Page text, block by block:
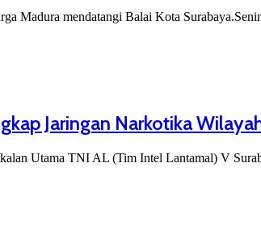
mendatangi Balai Kota
Jaringan Narkotika
Utama TNI AL (Tim Intel Lantamal) V